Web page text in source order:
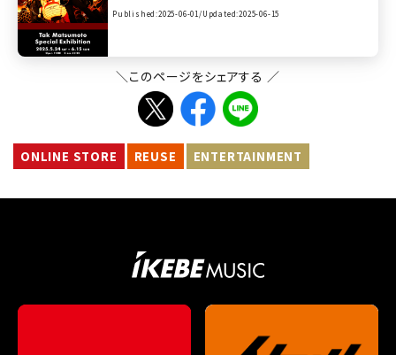
Published:2025-06-01/Updated:2025-06-15
＼このページをシェアする ／
ONLINE STORE REUSE ENTERTAINMENT